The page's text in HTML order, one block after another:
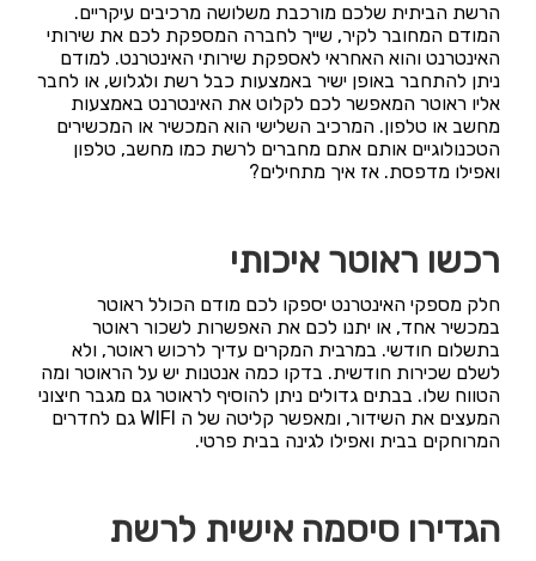
הרשת הביתית שלכם מורכבת משלושה מרכיבים עיקריים.
המודם המחובר לקיר, שייך לחברה המספקת לכם את שירותי
האינטרנט והוא האחראי לאספקת שירותי האינטרנט. למודם
ניתן להתחבר באופן ישיר באמצעות כבל רשת ולגלוש, או לחבר
אליו ראוטר המאפשר לכם לקלוט את האינטרנט באמצעות
מחשב או טלפון. המרכיב השלישי הוא המכשיר או המכשירים
הטכנולוגיים אותם אתם מחברים לרשת כמו מחשב, טלפון
ואפילו מדפסת. אז איך מתחילים?
רכשו ראוטר איכותי
חלק מספקי האינטרנט יספקו לכם מודם הכולל ראוטר
במכשיר אחד, או יתנו לכם את האפשרות לשכור ראוטר
בתשלום חודשי. במרבית המקרים עדיך לרכוש ראוטר, ולא
לשלם שכירות חודשית. בדקו כמה אנטנות יש על הראוטר ומה
הטווח שלו. בבתים גדולים ניתן להוסיף לראוטר גם מגבר חיצוני
המעצים את השידור, ומאפשר קליטה של ה WIFI גם לחדרים
המרוחקים בבית ואפילו לגינה בבית פרטי.
הגדירו סיסמה אישית לרשת